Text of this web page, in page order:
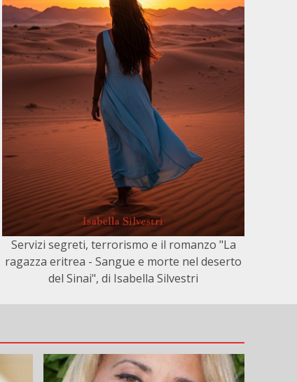
Servizi segreti, terrorismo e il romanzo "La
ragazza eritrea - Sangue e morte nel deserto
del Sinai", di Isabella Silvestri